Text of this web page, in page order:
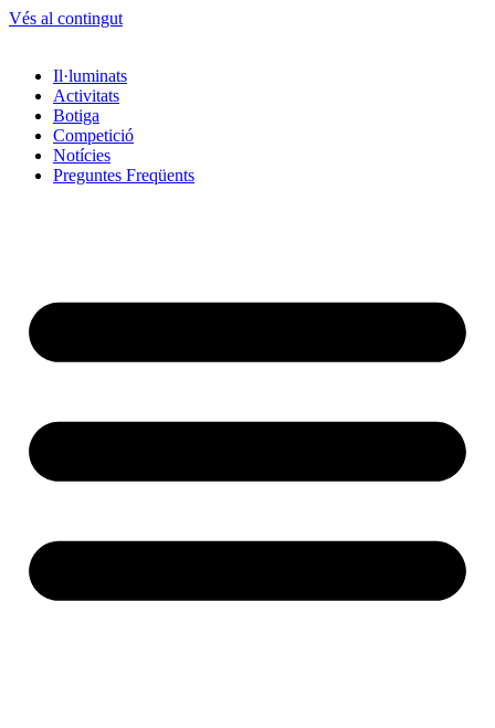
Vés al contingut
Il·luminats
Activitats
Botiga
Competició
Notícies
Preguntes Freqüents